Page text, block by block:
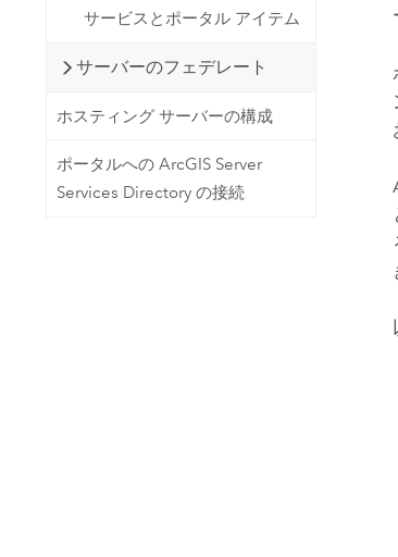
サービスとポータル アイテム
サーバーのフェデレート
ホスティング サーバーの構成
ポータルへの ArcGIS Server
Services Directory の接続